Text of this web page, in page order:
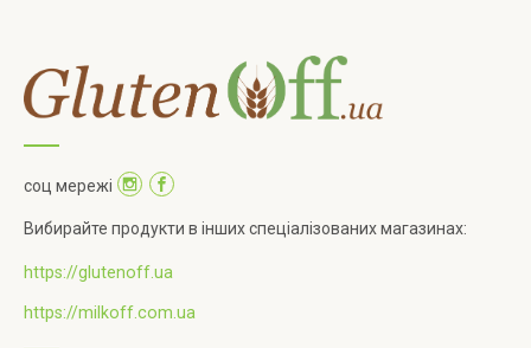
соц мережі
Вибирайте продукти в інших спеціалізованих магазинах:
https://glutenoff.ua
https://milkoff.com.ua